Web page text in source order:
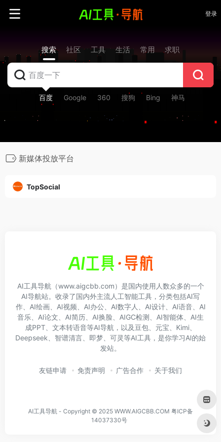
登录
搜索 社区 工具 生活 常用 求职
百度 Google 360 搜狗 Bing 神马
新媒体投放平台
TopSocial
AI工具导航（www.aigcbb.com）是国内使用人数众多的一个
AI导航站。收录了国内外主流人工智能工具，分类包括AI写
作、AI绘画、AI视频、AI办公、AI数字人、AI设计、AI语音、AI
音乐、AI论文、AI简历、AI换脸、AIGC检测、AI智能体、AI生
成PPT、文本转语音等AI导航，以及豆包、元宝、Kimi、
Deepseek、智谱清言、即梦、可灵等AI工具，是你学习AI的始
发站。
友链申请 免责声明 广告合作 关于我们
AI工具导航 - Copyright © 2025 WWW.AIGCBB.COM 粤ICP备
14037330号